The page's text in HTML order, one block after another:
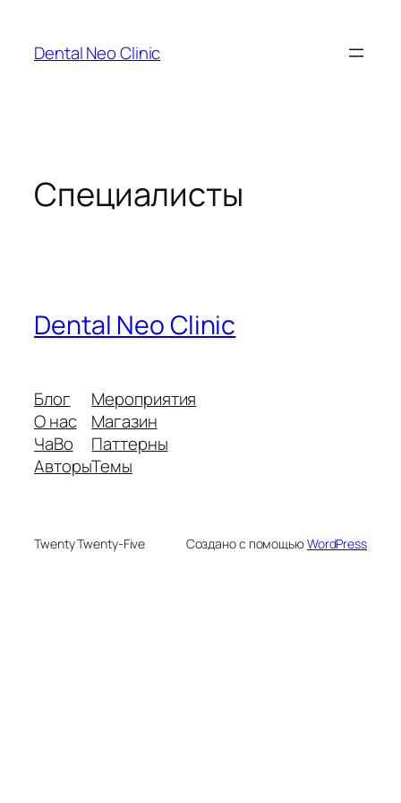
содержимому
Dental Neo Clinic
Специалисты
Dental Neo Clinic
Блог
О нас
ЧаВо
Авторы
Мероприятия
Магазин
Паттерны
Темы
Twenty Twenty-Five Создано с помощьюWordPress